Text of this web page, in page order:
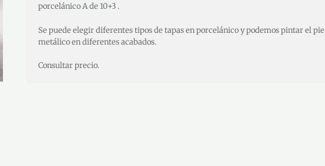
porcelánico A de 10+3 .
Se puede elegir diferentes tipos de tapas en porcelánico y podemos pintar el pie
metálico en diferentes acabados.
Consultar precio.